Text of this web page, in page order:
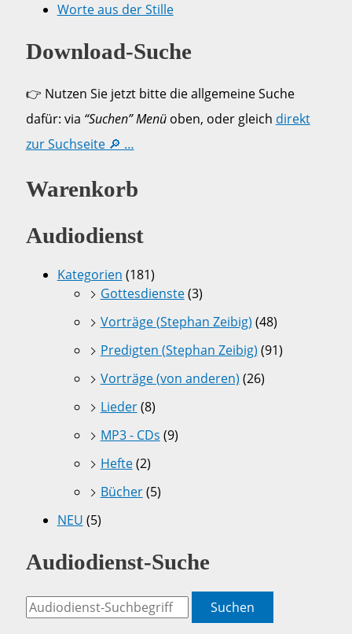
Worte aus der Stille
Download-Suche
👉 Nutzen Sie jetzt bitte die allgemeine Suche
dafür: via “Suchen” Menüoben, oder gleich direkt
zur Suchseite 🔎 …
Warenkorb
Audiodienst
Kategorien (181)
Gottesdienste(3)
Vorträge (Stephan Zeibig) (48)
Predigten (Stephan Zeibig) (91)
Vorträge (von anderen) (26)
Lieder(8)
MP3 - CDs (9)
Hefte(2)
Bücher(5)
NEU (5)
Audiodienst-Suche
Suchen